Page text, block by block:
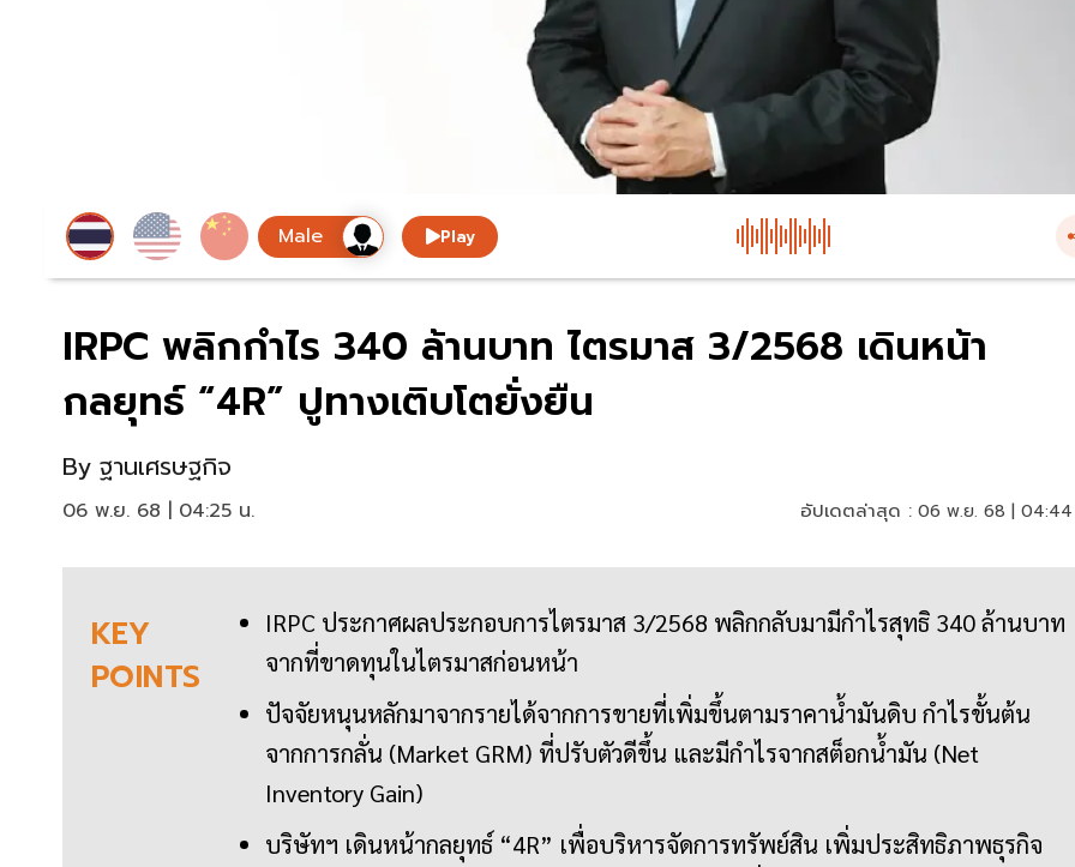
Play
IRPC พลิกกำไร 340 ล้านบาท ไตรมาส 3/2568 เดินหน้า
กลยุทธ์ “4R” ปูทางเติบโตยั่งยืน
By ฐานเศรษฐกิจ
06 พ.ย. 68 | 04:25 น. อัปเดตล่าสุด : 06 พ.ย. 68 |
KEY
POINTS
IRPC ประกาศผลประกอบการไตรมาส 3/2568 พลิกกลับมามีกำไรสุทธิ 340 ล้านบาท
จากที่ขาดทุนในไตรมาสก่อนหน้า
ปัจจัยหนุนหลักมาจากรายได้จากการขายที่เพิ่มขึ้นตามราคาน้ำมันดิบ กำไรขั้นต้น
จากการกลั่น (Market GRM) ที่ปรับตัวดีขึ้น และมีกำไรจากสต็อกน้ำมัน (Net
Inventory Gain)
บริษัทฯ เดินหน้ากลยุทธ์ “4R” เพื่อบริหารจัดการทรัพย์สิน เพิ่มประสิทธิภาพธุรกิจ